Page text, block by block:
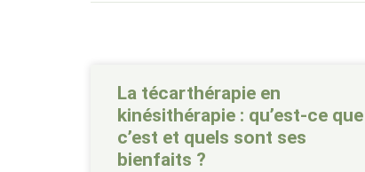
La técarthérapie en
kinésithérapie : qu’est-ce que
c’est et quels sont ses
bienfaits ?